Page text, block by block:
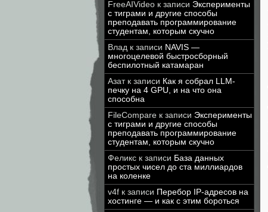
FreeAIVideo к записи Эксперименты
с тиграми и другие способы
преподавать программирование
студентам, которым скучно
Влад к записи NAVIS —
многоцелевой быстросборный
беспилотный катамаран
Азатк записи Как я собрал LLM-
печку на 4 GPU, и на что она
способна
FileCompare к записи Эксперименты
с тиграми и другие способы
преподавать программирование
студентам, которым скучно
Феликс к записи База данных
простых чисел до ста миллиардов
на коленке
v4f к записи Перебор IP-адресов на
хостинге — и как с этим бороться